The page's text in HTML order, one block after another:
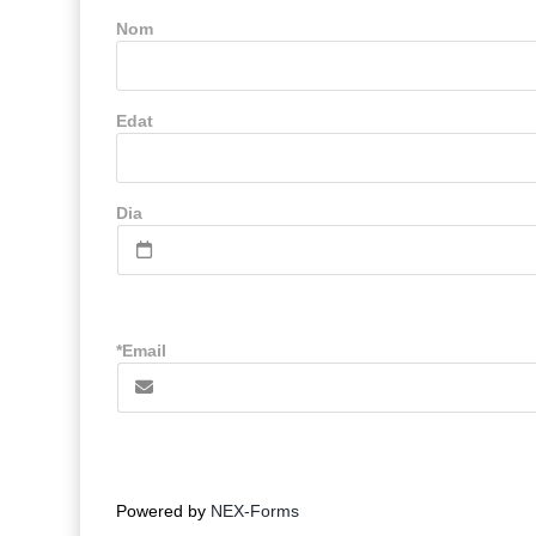
Nom
Edat
Dia
*Email
Powered by NEX-Forms